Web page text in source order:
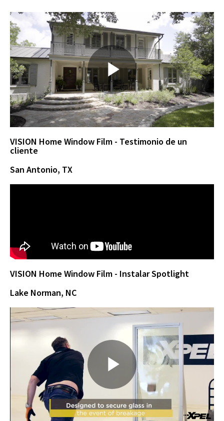
P
l
a
y
i
d
VISION Home Window Film - Testimonio de un
cliente
San Antonio, TX
VISION Home Window Film - Instalar Spotlight
Lake Norman, NC
P